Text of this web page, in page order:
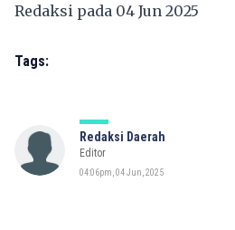
Redaksi pada 04 Jun 2025
Tags:
Redaksi Daerah
Editor
04:06pm, 04 Jun, 2025